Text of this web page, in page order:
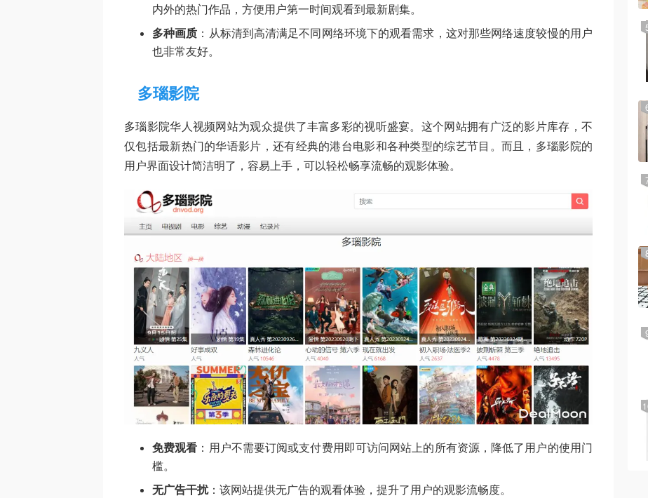
内外的热门作品，方便用户第一时间观看到最新剧集。
多种画质 ：从标清到高清满足不同网络环境下的观看需求，这对那些网络速度较慢的用户
也非常友好。
多瑙影院
多瑙影院华人视频网站为观众提供了丰富多彩的视听盛宴。这个网站拥有广泛的影片库存，不
仅包括最新热门的华语影片，还有经典的港台电影和各种类型的综艺节目。而且，多瑙影院的
用户界面设计简洁明了，容易上手，可以轻松畅享流畅的观影体验。
免费观看 ：用户不需要订阅或支付费用即可访问网站上的所有资源，降低了用户的使用门
槛。
无广告干扰：该网站提供无广告的观看体验，提升了用户的观影流畅度。